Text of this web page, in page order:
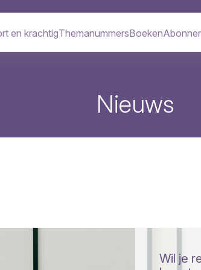
en krachtigThemanummersBoeken
Nieuws
Wil je